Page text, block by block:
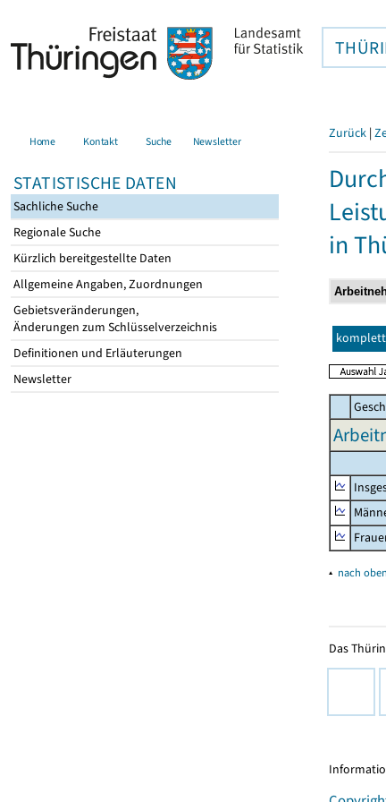
Home Kontakt Suche Newsletter
STATISTISCHE DATEN
Sachliche Suche
Regionale Suche
Kürzlich bereitgestellte Daten
Allgemeine Angaben, Zuordnungen
Gebietsveränderungen,
Änderungen zum Schlüsselverzeichnis
Definitionen und Erläuterungen
Newsletter
Zurück |
in
komplett
▴ nach oben
Das